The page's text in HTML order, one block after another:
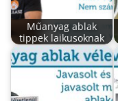
Műanyag ablak
tippek laikusoknak